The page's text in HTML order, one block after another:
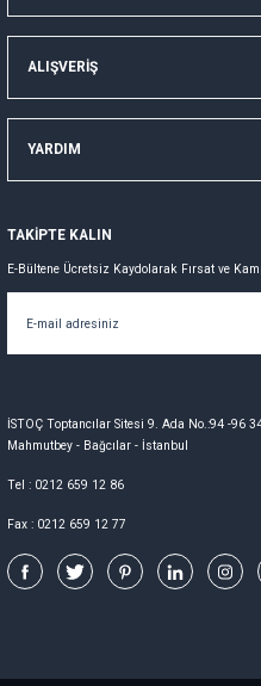
ALIŞVERİŞ
YARDIM
TAKİPTE KALIN
E-Bültene Ücretsiz Kaydolarak Fırsat ve
İSTOÇ Toptancılar Sitesi 9. Ada No.:94 -96
Mahmutbey - Bağcılar - İstanbul
Tel : 0212 659 12 86
Fax : 0212 659 12 77